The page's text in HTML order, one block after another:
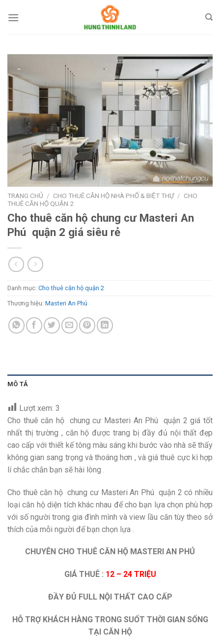
qua
TRANG CHỦ / CHO THUÊ CĂN HỘ NHÀ PHỐ & BIỆT THỰ / CHO
THUÊ CĂN HỘ QUẬN 2
Cho thuê căn hộ chung cư Masteri An
Phú quận 2 giá siêu rẻ
Danh mục: Cho thuê căn hộ quận 2
Thương hiệu: Masteri An Phú
MÔ TẢ
Lượt xem: 3
Cho thuê căn hộ chung cư Masteri An Phú quận 2 giá tốt
nhất thị trường , căn hộ được trang bị đầy đủ nội thất đẹp
cao cấp với thiết kế tông màu sáng khi bước vào nhà sẽ thấy
không gian sang trọng và thoáng hơn , và giá thuê cực kì hợp
lí chắc chắn bạn sẽ hài lòng .
Cho thuê căn hộ chung cư Masteri An Phú quận 2 có nhiều
loại căn hộ diện tích khác nhau để cho bạn lựa chọn phù hợp
với số người trong gia đình mình và view lầu căn tùy theo sở
thích của mỗi người để bạn chọn lựa .
CHUYÊN CHO THUÊ CĂN HỘ MASTERI AN PHÚ
GIÁ THUÊ : 12 – 24 TRIỆU
ĐẦY ĐỦ FULL NỘI THẤT CAO CẤP
HỖ TRỢ KHÁCH HÀNG TRONG SUỐT THỜI GIAN SỐNG
TẠI CĂN HỘ